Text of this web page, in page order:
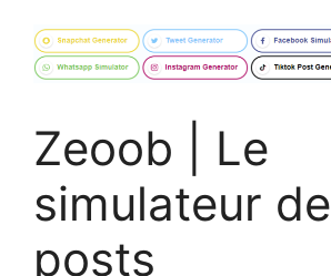
Zeoob | Le
simulateur de
posts